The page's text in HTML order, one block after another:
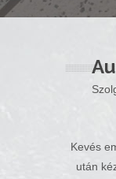
Kevés
után